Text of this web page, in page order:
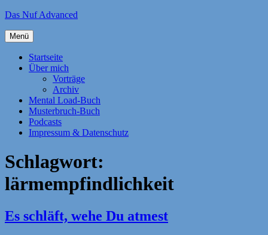
Zum
springen
Das Nuf Advanced
Menü
Startseite
Über mich
Vorträge
Archiv
Mental Load-Buch
Musterbruch-Buch
Podcasts
Impressum & Datenschutz
Schlagwort:
lärmempfindlichkeit
Es schläft, wehe Du atmest